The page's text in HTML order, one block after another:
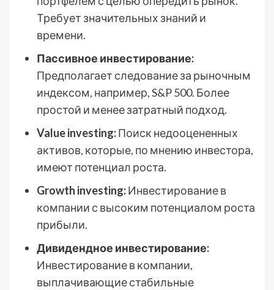
Требует значительных знаний и
времени.
Пассивное инвестирование:
Предполагает следование за рыночным
индексом, например, S&P 500. Более
простой и менее затратный подход.
Value investing:Поиск недооцененных
активов, которые, по мнению инвестора,
имеют потенциал роста.
Growth investing:Инвестирование в
компании с высоким потенциалом роста
прибыли.
Дивидендное инвестирование:
Инвестирование в компании,
выплачивающие стабильные